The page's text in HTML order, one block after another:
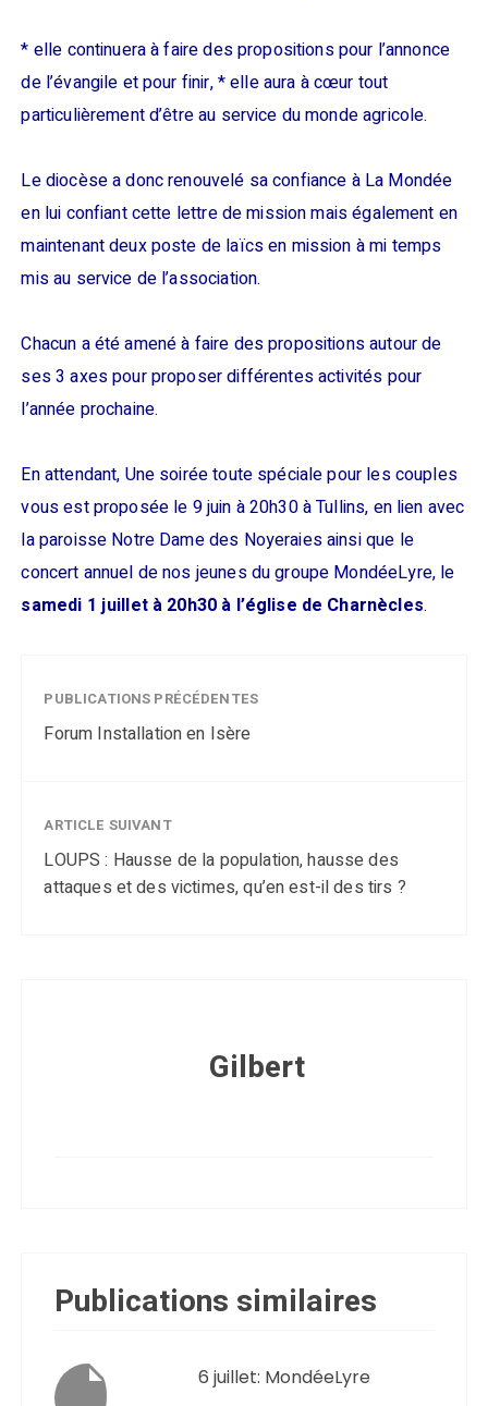
* elle continuera à faire des propositions pour l’annonce
de l’évangile et pour finir, * elle aura à cœur tout
particulièrement d’être au service du monde agricole.
Le diocèse a donc renouvelé sa confiance à La Mondée
en lui confiant cette lettre de mission mais également en
maintenant deux poste de laïcs en mission à mi temps
mis au service de l’association.
Chacun a été amené à faire des propositions autour de
ses 3 axes pour proposer différentes activités pour
l’année prochaine.
En attendant, Une soirée toute spéciale pour les couples
vous est proposée le 9 juin à 20h30 à Tullins, en lien avec
la paroisse Notre Dame des Noyeraies ainsi que le
concert annuel de nos jeunes du groupe MondéeLyre, le
samedi 1 juillet à 20h30 à l’église de Charnècles.
PUBLICATIONS PRÉCÉDENTES
Forum Installation en Isère
ARTICLE SUIVANT
LOUPS : Hausse de la population, hausse des
attaques et des victimes, qu’en est-il des tirs ?
Gilbert
Publications similaires
6 juillet: MondéeLyre